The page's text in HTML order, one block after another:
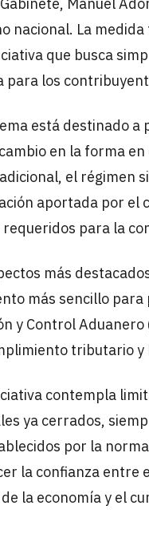
Manuel
nacional. La
que busca
para los
está destinado
en la forma
el régimen
aportada por el
para la
más
más sencillo
y Control
tributario
contempla
ya cerrados,
por la
la confianza entre
la economía y el